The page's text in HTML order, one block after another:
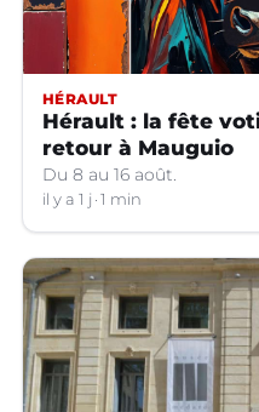
HÉRAULT
Hérault : la fête
retour à Mauguio
Du 8 au 16 août.
il y a 1 j 1 min